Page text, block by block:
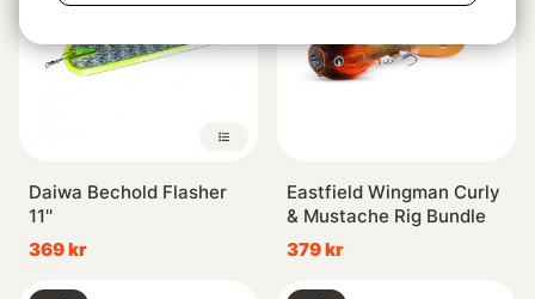
Daiwa Bechold Flasher
11''
369 kr
Eastfield Wingman Curly
& Mustache Rig Bundle
379 kr